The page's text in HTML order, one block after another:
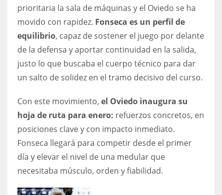
34
6
DEN
PIT
20
prioritaria la sala de máquinas y el Oviedo se ha
movido con rapidez. Fonseca es un perfil de
equilibrio, capaz de sostener el juego por delante
de la defensa y aportar continuidad en la salida,
justo lo que buscaba el cuerpo técnico para dar
un salto de solidez en el tramo decisivo del curso.
Con este movimiento, el Oviedo inaugura su
hoja de ruta para enero: refuerzos concretos, en
posiciones clave y con impacto inmediato.
Fonseca llegará para competir desde el primer
día y elevar el nivel de una medular que
necesitaba músculo, orden y fiabilidad.